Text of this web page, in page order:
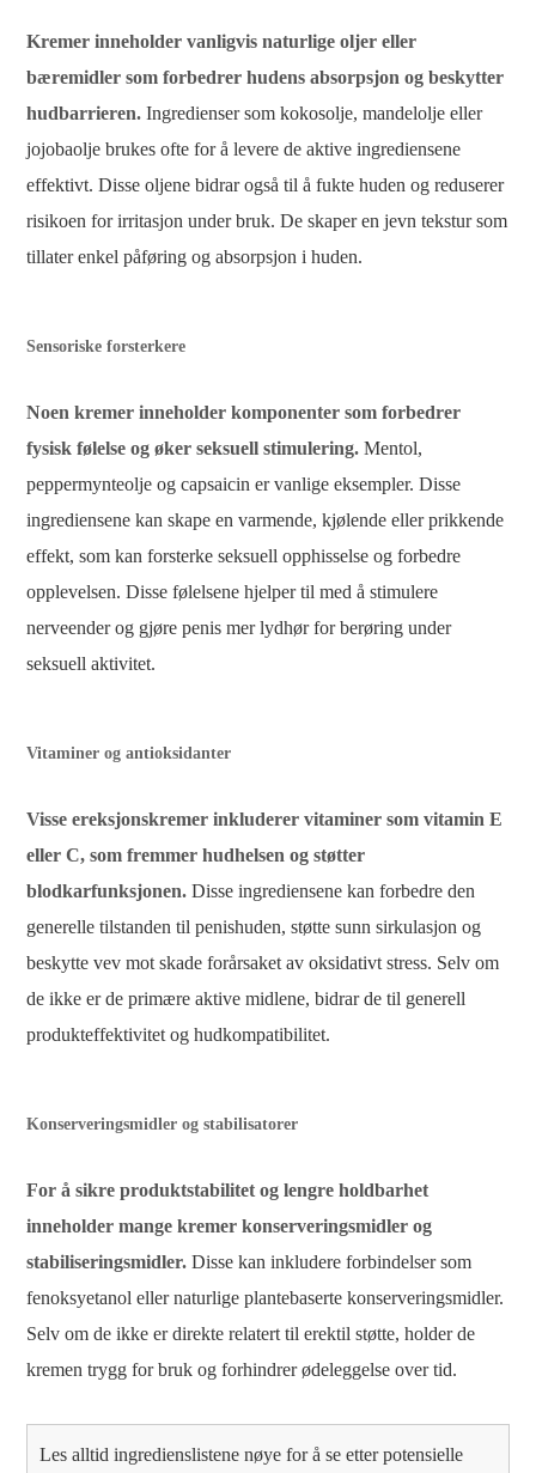
Kremer inneholder vanligvis naturlige oljer eller
bæremidler som forbedrer hudens absorpsjon og beskytter
hudbarrieren. Ingredienser som kokosolje, mandelolje eller
jojobaolje brukes ofte for å levere de aktive ingrediensene
effektivt. Disse oljene bidrar også til å fukte huden og reduserer
risikoen for irritasjon under bruk. De skaper en jevn tekstur som
tillater enkel påføring og absorpsjon i huden.
Sensoriske forsterkere
Noen kremer inneholder komponenter som forbedrer
fysisk følelse og øker seksuell stimulering. Mentol,
peppermynteolje og capsaicin er vanlige eksempler. Disse
ingrediensene kan skape en varmende, kjølende eller prikkende
effekt, som kan forsterke seksuell opphisselse og forbedre
opplevelsen. Disse følelsene hjelper til med å stimulere
nerveender og gjøre penis mer lydhør for berøring under
seksuell aktivitet.
Vitaminer og antioksidanter
Visse ereksjonskremer inkluderer vitaminer som vitamin E
eller C, som fremmer hudhelsen og støtter
blodkarfunksjonen. Disse ingrediensene kan forbedre den
generelle tilstanden til penishuden, støtte sunn sirkulasjon og
beskytte vev mot skade forårsaket av oksidativt stress. Selv om
de ikke er de primære aktive midlene, bidrar de til generell
produkteffektivitet og hudkompatibilitet.
Konserveringsmidler og stabilisatorer
For å sikre produktstabilitet og lengre holdbarhet
inneholder mange kremer konserveringsmidler og
stabiliseringsmidler. Disse kan inkludere forbindelser som
fenoksyetanol eller naturlige plantebaserte konserveringsmidler.
Selv om de ikke er direkte relatert til erektil støtte, holder de
kremen trygg for bruk og forhindrer ødeleggelse over tid.
Les alltid ingredienslistene nøye for å se etter potensielle